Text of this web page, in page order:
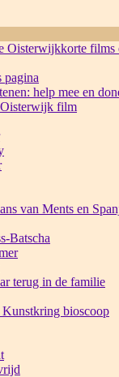
Oisterwijkkorte films
pagina
help mee en
Oisterwijk film
van Ments en
Batscha
terug in de familie
Kunstkring bioscoop